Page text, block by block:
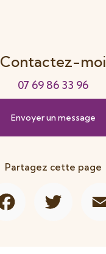
Contactez-moi
07 69 86 33 96
Envoyer un message
Partagez cette page